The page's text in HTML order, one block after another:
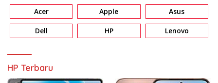
Acer Apple Asus
Dell HP Lenovo
HP Terbaru